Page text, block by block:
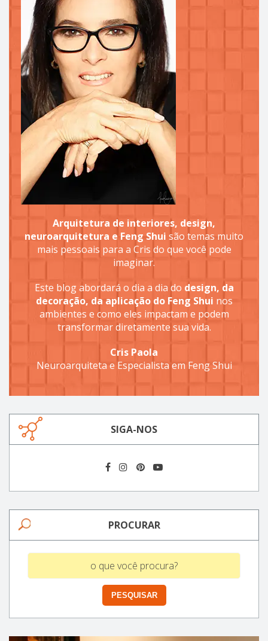
Arquitetura de interiores, design,
neuroarquitetura e Feng Shui são temas muito
mais pessoais para a Cris do que você pode
imaginar.
Este blog abordará o dia a dia do design, da
decoração, da aplicação do Feng Shui nos
ambientes e como eles impactam e podem
transformar diretamente sua vida.
Cris Paola
Neuroarquiteta e Especialista em Feng Shui
SIGA-NOS
PROCURAR